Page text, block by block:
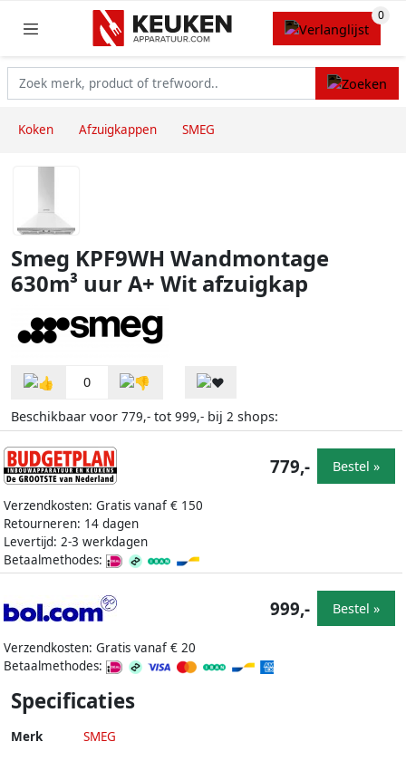
Koken Afzuigkappen SMEG
Smeg KPF9WH Wandmontage
630m³ uur A+ Wit afzuigkap
0
Beschikbaar voor 779,- tot 999,- bij 2 shops:
Verzendkosten: Gratis vanaf € 150
Retourneren: 14 dagen
Levertijd: 2-3 werkdagen
Betaalmethodes:
779,- Bestel »
Verzendkosten: Gratis vanaf € 20
Betaalmethodes:
999,- Bestel »
Specificaties
Merk SMEG